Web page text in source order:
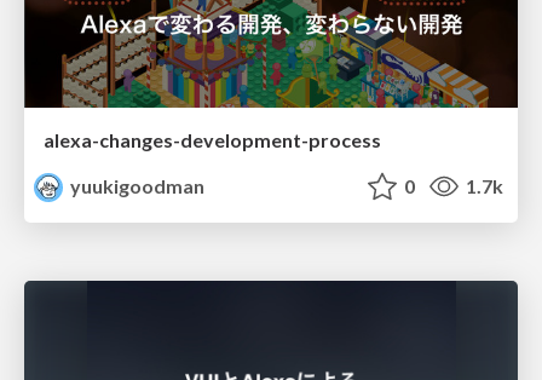
alexa-changes-development-process
yuukigoodman
0 1.7k